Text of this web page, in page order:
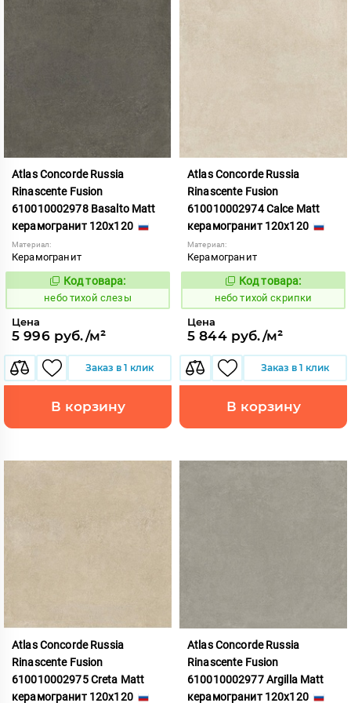
Atlas Concorde Russia
Rinascente Fusion
610010002978 Basalto Matt
керамогранит 120x120
Материал:
Керамогранит
1122096
Код товара:
небо тихой слезы
Цена
5 996 руб./м²
Заказ в 1 клик
В корзину
Atlas Concorde Russia
Rinascente Fusion
610010002974 Calce Matt
керамогранит 120x120
Материал:
Керамогранит
1122092
Код товара:
небо тихой скрипки
Цена
5 844 руб./м²
Заказ в 1 клик
В корзину
Atlas Concorde Russia
Rinascente Fusion
610010002975 Creta Matt
керамогранит 120x120
Atlas Concorde Russia
Rinascente Fusion
610010002977 Argilla Matt
керамогранит 120x120